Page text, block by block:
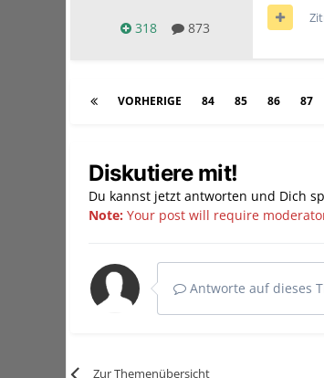
318 873
VORHERIGE 84 85 86 87
Diskutiere mit!
Du kannst jetzt antworten und Dich
Note: Your post will require
Antworte auf dieses
Zur Themenübersicht